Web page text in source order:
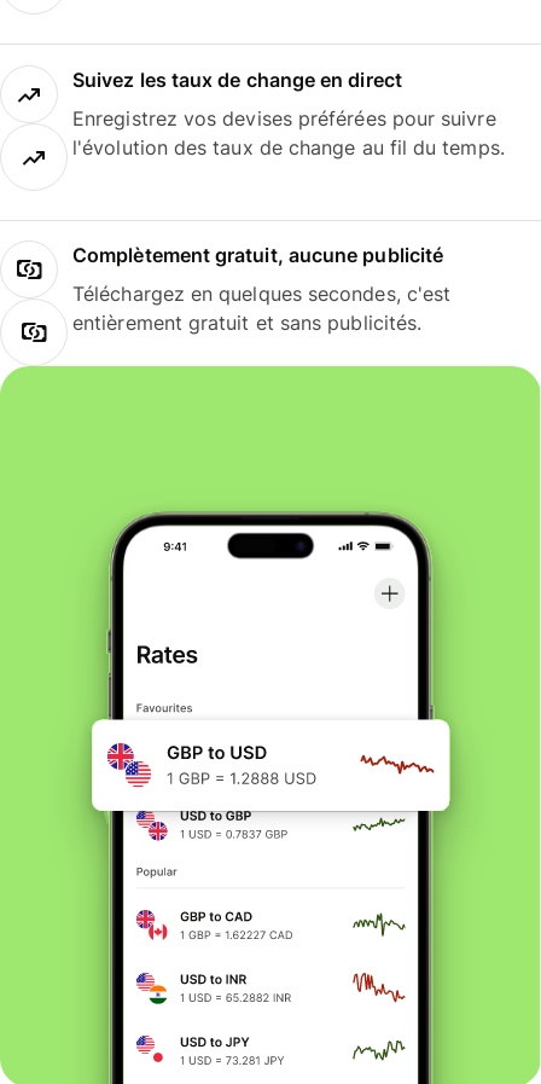
Suivez les taux de change en direct
Enregistrez vos devises préférées pour suivre
l'évolution des taux de change au fil du temps.
Complètement gratuit, aucune publicité
Téléchargez en quelques secondes, c'est
entièrement gratuit et sans publicités.